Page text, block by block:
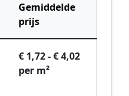
Gemiddelde
prijs
€ 1,72 - € 4,02
per m²